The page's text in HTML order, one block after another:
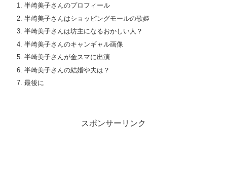
半崎美子さんのプロフィール
半崎美子さんはショッピングモールの歌姫
半崎美子さんは坊主になるおかしい人？
半崎美子さんのキャンギャル画像
半崎美子さんが金スマに出演
半崎美子さんの結婚や夫は？
最後に
スポンサーリンク